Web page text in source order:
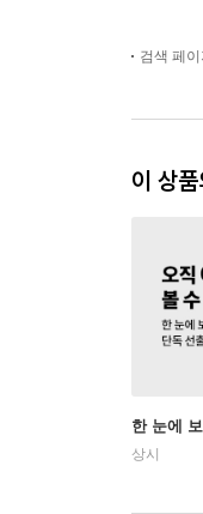
검색 페
이 상
한 눈에
상시